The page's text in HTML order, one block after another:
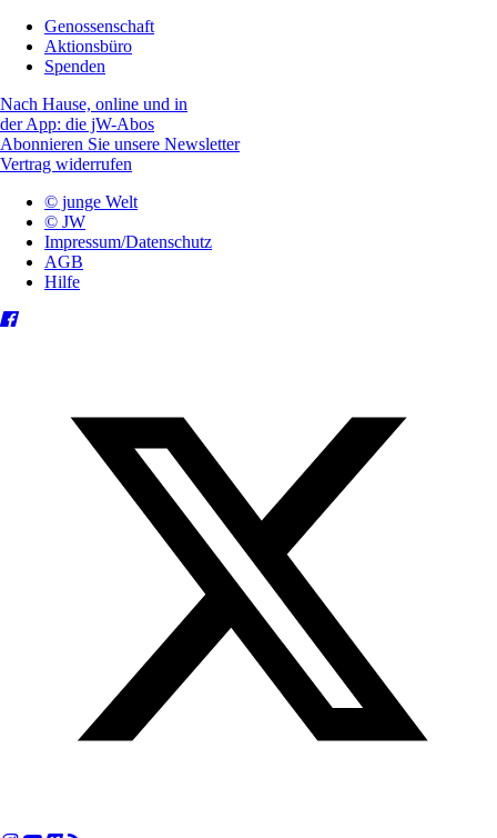
Genossenschaft
Aktionsbüro
Spenden
Nach Hause, online und in
der App: die jW-Abos
Abonnieren Sie unsere Newsletter
Vertrag widerrufen
© junge Welt
© JW
Impressum/Datenschutz
AGB
Hilfe